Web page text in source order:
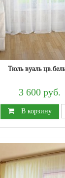
Тюль вуаль
3 600 руб.
В корзину